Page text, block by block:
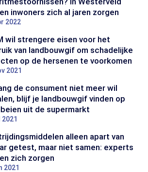
inwoners zich al jaren zorgen
2022
wil strengere eisen voor het
van landbouwgif om schadelijke
op de hersenen te voorkomen
2021
de consument niet meer wil
blijf je landbouwgif vinden op
uit de supermarkt
2021
alleen apart van
getest, maar niet samen: experts
zich zorgen
2021